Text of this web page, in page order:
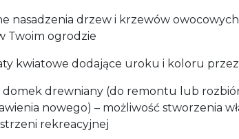
nasadzenia drzew i krzewów
Twoim ogrodzie
kwiatowe dodające uroku i koloru przez
domek drewniany (do remontu lub
nowego) – możliwość stworzenia
rekreacyjnej